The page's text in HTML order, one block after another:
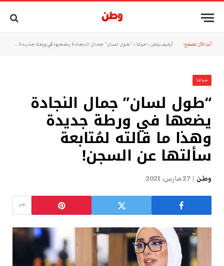
أنت الآن تتصفح: أرشيف وطن »حياتنا »“طول لسان” جمال النجادة يضعها في ورطة جديدة وهذا ما قالته لمُتابعة سألتها عن السجن!
حياتنا
“طول لسان” جمال النجادة
يضعها في ورطة جديدة
وهذا ما قالته لمُتابعة
سألتها عن السجن!
وطن 27 مارس، 2021